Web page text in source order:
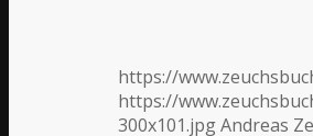
https://
https://
300x101.jpgAndreas